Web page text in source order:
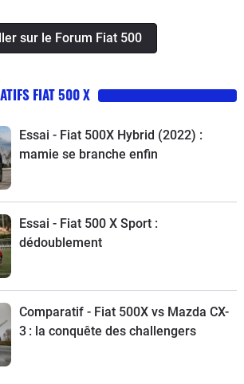
sur le Forum Fiat 500
FIAT 500 X
Essai - Fiat 500X Hybrid (2022) :
mamie se branche enfin
Essai - Fiat 500 X Sport :
dédoublement
Comparatif - Fiat 500X vs Mazda CX-
3 : la conquête des challengers